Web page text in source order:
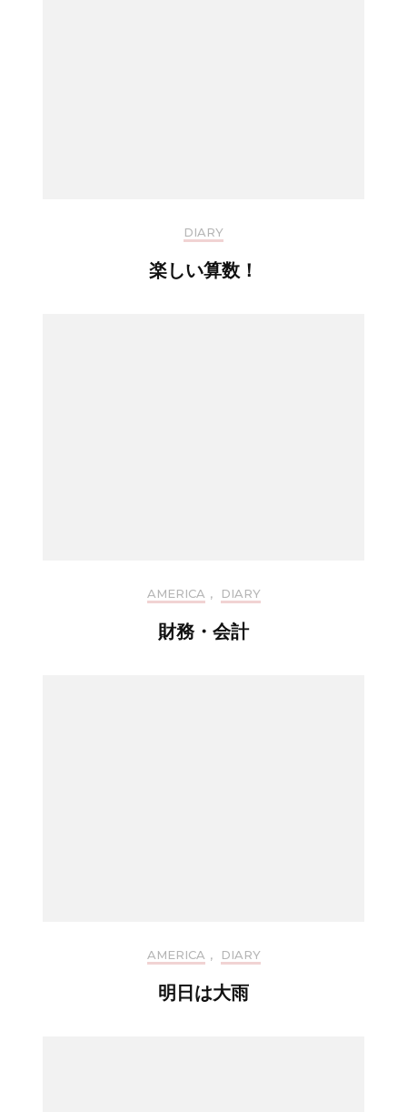
DIARY
楽しい算数！
AMERICA , DIARY
財務・会計
AMERICA , DIARY
明日は大雨